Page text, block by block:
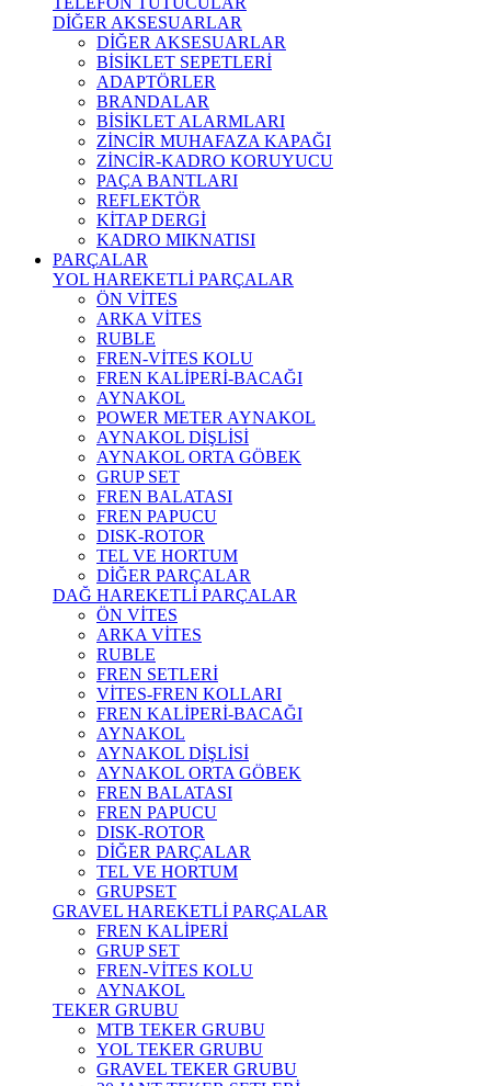
DİĞER AKSESUARLAR
DİĞER AKSESUARLAR
BİSİKLET SEPETLERİ
ADAPTÖRLER
BRANDALAR
BİSİKLET ALARMLARI
ZİNCİR MUHAFAZA KAPAĞI
ZİNCİR-KADRO KORUYUCU
PAÇA BANTLARI
REFLEKTÖR
KİTAP DERGİ
KADRO MIKNATISI
PARÇALAR
YOL HAREKETLİ PARÇALAR
ÖN VİTES
ARKA VİTES
RUBLE
FREN-VİTES KOLU
FREN KALİPERİ-BACAĞI
AYNAKOL
POWER METER AYNAKOL
AYNAKOL DİŞLİSİ
AYNAKOL ORTA GÖBEK
GRUP SET
FREN BALATASI
FREN PAPUCU
DISK-ROTOR
TEL VE HORTUM
DİĞER PARÇALAR
DAĞ HAREKETLİ PARÇALAR
ÖN VİTES
ARKA VİTES
RUBLE
FREN SETLERİ
VİTES-FREN KOLLARI
FREN KALİPERİ-BACAĞI
AYNAKOL
AYNAKOL DİŞLİSİ
AYNAKOL ORTA GÖBEK
FREN BALATASI
FREN PAPUCU
DISK-ROTOR
DİĞER PARÇALAR
TEL VE HORTUM
GRUPSET
GRAVEL HAREKETLİ PARÇALAR
FREN KALİPERİ
GRUP SET
FREN-VİTES KOLU
AYNAKOL
TEKER GRUBU
MTB TEKER GRUBU
YOL TEKER GRUBU
GRAVEL TEKER GRUBU